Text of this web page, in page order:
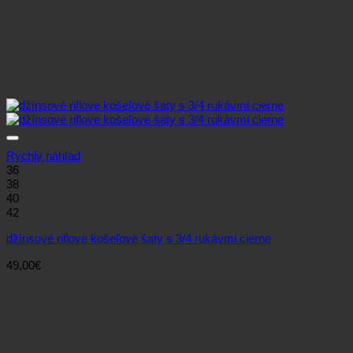
Rýchly náhľad
36
38
40
42
džínsové riflove košeľové šaty s 3/4 rukávmi cierne
49,00€